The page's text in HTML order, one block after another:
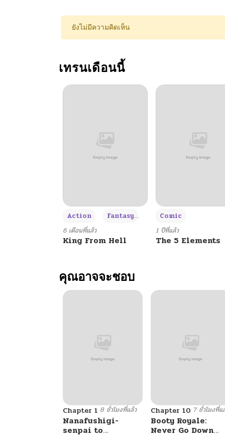
ยังไม่มีความคิดเห็น
เทรนเดือนนี้
Action Fantasy
6 เดือนที่แล้ว
King From Hell
Comic
1 ปีที่แล้ว
The 5 Elements
คุณอาจจะชอบ
Chapter 1 8 ชั่วโมงที่แล้ว
Nanafushigi-
senpai to
Chapter 10 7 ชั่วโมงที่แ
Booty Royale:
Never Go Down